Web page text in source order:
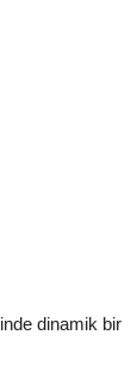
dinamik bir